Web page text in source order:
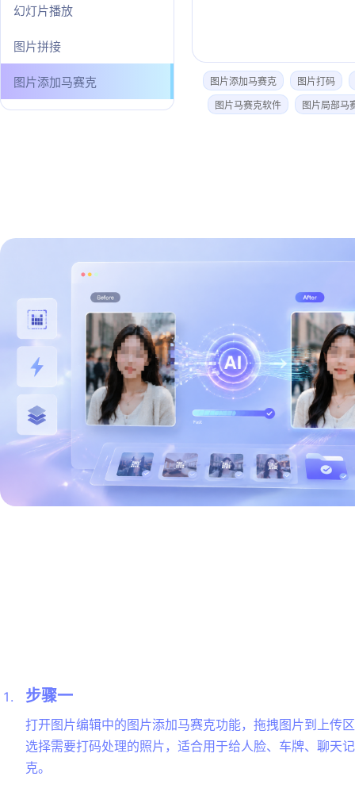
幻灯片播放
图片拼接
图片添加马赛克
图片快速浏览
图片高清预览
图片美化处理
图片清晰度调整
图片局部放大
图片添加马赛克
图片打码
图片马赛克软件
图片局部马
步骤一
打开图片编辑中的图片添加马赛克功能，拖拽图片到上传
选择需要打码处理的照片，适合用于给人脸、车牌、聊天
克。